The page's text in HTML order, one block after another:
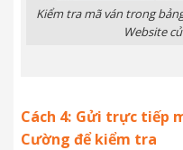
Kiểm tra mã ván trong
Website
Cách 4: Gửi trực tiếp
Cường để kiểm tra